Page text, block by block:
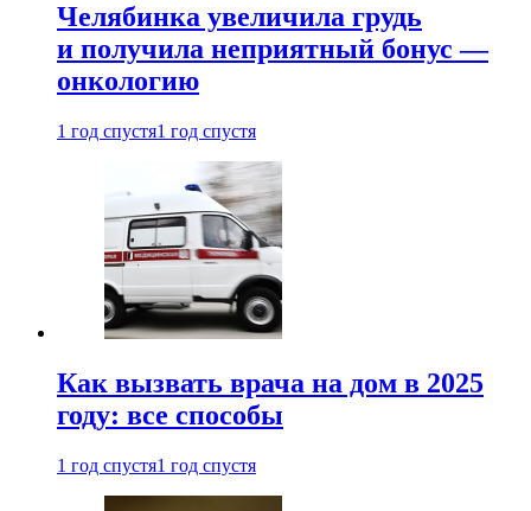
Челябинка увеличила грудь
и получила неприятный бонус —
онкологию
1 год спустя1 год спустя
Как вызвать врача на дом в 2025
году: все способы
1 год спустя1 год спустя